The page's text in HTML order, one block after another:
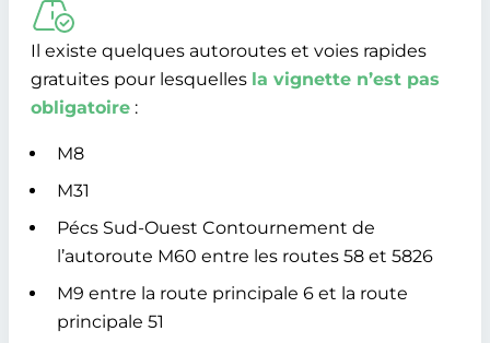
Il existe quelques autoroutes et voies rapides
gratuites pour lesquelles la vignette n’est pas
obligatoire :
M8
M31
Pécs Sud-Ouest Contournement de
l’autoroute M60 entre les routes 58 et 5826
M9 entre la route principale 6 et la route
principale 51